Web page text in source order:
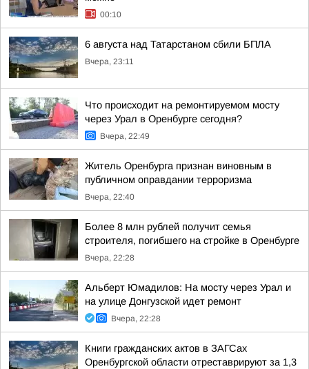
00:10
6 августа над Татарстаном сбили БПЛА
Вчера, 23:11
Что происходит на ремонтируемом мосту
через Урал в Оренбурге сегодня?
Вчера, 22:49
Житель Оренбурга признан виновным в
публичном оправдании терроризма
Вчера, 22:40
Более 8 млн рублей получит семья
строителя, погибшего на стройке в Оренбурге
Вчера, 22:28
Альберт Юмадилов: На мосту через Урал и
на улице Донгузской идет ремонт
Вчера, 22:28
Книги гражданских актов в ЗАГСах
Оренбургской области отреставрируют за 1,3